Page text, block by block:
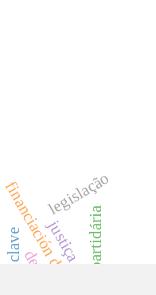
palabras clave
financiación de partidos
justiça
legislação
elite partidária